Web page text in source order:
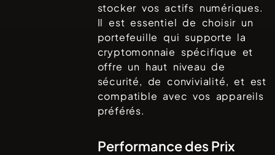
stocker vos actifs numériques.
Il est essentiel de choisir un
portefeuille qui supporte la
cryptomonnaie spécifique et
offre un haut niveau de
sécurité, de convivialité, et est
compatible avec vos appareils
préférés.
Performance des Prix